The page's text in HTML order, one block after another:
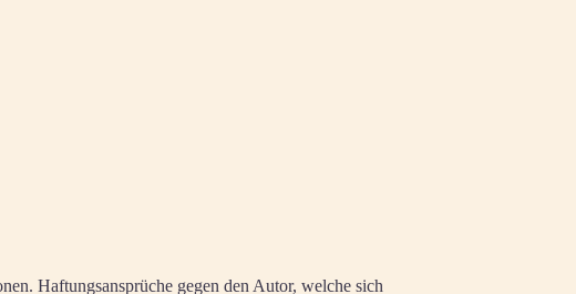
Haftungsansprüche gegen den Autor, welche sich